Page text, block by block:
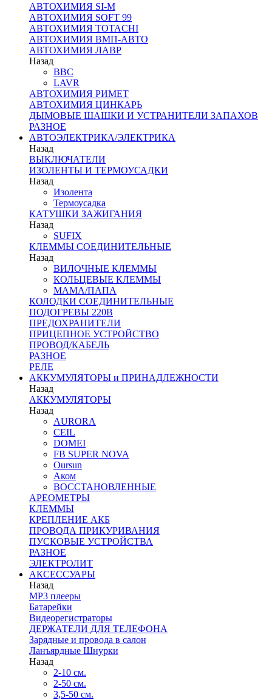
АВТОХИМИЯ SI-M
АВТОХИМИЯ SOFT 99
АВТОХИМИЯ TOTACHI
АВТОХИМИЯ ВМП-АВТО
АВТОХИМИЯ ЛАВР
Назад
BBC
LAVR
АВТОХИМИЯ РИМЕТ
АВТОХИМИЯ ЦИНКАРЬ
ДЫМОВЫЕ ШАШКИ И УСТРАНИТЕЛИ ЗАПАХОВ
РАЗНОЕ
АВТОЭЛЕКТРИКА/ЭЛЕКТРИКА
Назад
ВЫКЛЮЧАТЕЛИ
ИЗОЛЕНТЫ И ТЕРМОУСАДКИ
Назад
Изолента
Термоусадка
КАТУШКИ ЗАЖИГАНИЯ
Назад
SUFIX
КЛЕММЫ СОЕДИНИТЕЛЬНЫЕ
Назад
ВИЛОЧНЫЕ КЛЕММЫ
КОЛЬЦЕВЫЕ КЛЕММЫ
МАМА/ПАПА
КОЛОДКИ СОЕДИНИТЕЛЬНЫЕ
ПОДОГРЕВЫ 220В
ПРЕДОХРАНИТЕЛИ
ПРИЦЕПНОЕ УСТРОЙСТВО
ПРОВОД/КАБЕЛЬ
РАЗНОЕ
РЕЛЕ
АККУМУЛЯТОРЫ и ПРИНАДЛЕЖНОСТИ
Назад
АККУМУЛЯТОРЫ
Назад
AURORA
CEIL
DOMEI
FB SUPER NOVA
Oursun
Аком
ВОССТАНОВЛЕННЫЕ
АРЕОМЕТРЫ
КЛЕММЫ
КРЕПЛЕНИЕ АКБ
ПРОВОДА ПРИКУРИВАНИЯ
ПУСКОВЫЕ УСТРОЙСТВА
РАЗНОЕ
ЭЛЕКТРОЛИТ
АКСЕССУАРЫ
Назад
MP3 плееры
Батарейки
Видеорегистраторы
ДЕРЖАТЕЛИ ДЛЯ ТЕЛЕФОНА
Зарядные и провода в салон
Ланъярдные Шнурки
Назад
2-10 см.
2-50 см.
3,5-50 см.